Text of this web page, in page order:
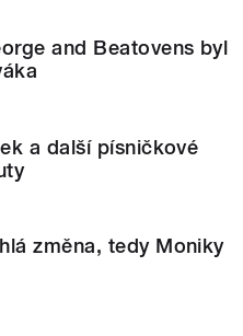
and Beatovens byl
a další písničkové
změna, tedy Moniky